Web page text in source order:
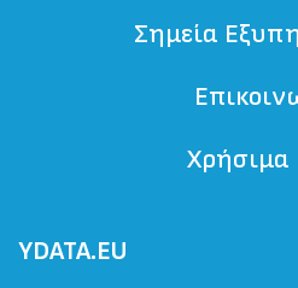
Σημεία
Χρήσιμα
ΥDATA.EU